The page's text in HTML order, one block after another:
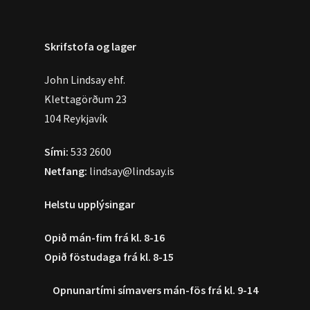
Skrifstofa og lager
John Lindsay ehf.
Klettagörðum 23
104 Reykjavík
Sími: 533 2600
Netfang: lindsay@lindsay.is
Helstu upplýsingar
Opið mán-fim frá kl. 8-16
Opið föstudaga frá kl. 8-15
Opnunartími símavers mán-fös frá kl. 9-14